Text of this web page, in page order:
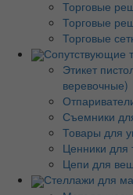
Торговые
Торговые
Торговые
Сопутствующие
Этикет
веревочные)
Съемники
Товары для
Ценники для
Цепи для
Стеллажи для